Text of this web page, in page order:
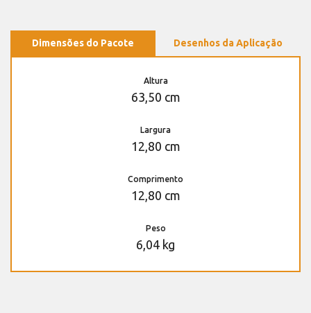
Dimensões do Pacote Desenhos da Aplicação
Altura
63,50 cm
Largura
12,80 cm
Comprimento
12,80 cm
Peso
6,04 kg